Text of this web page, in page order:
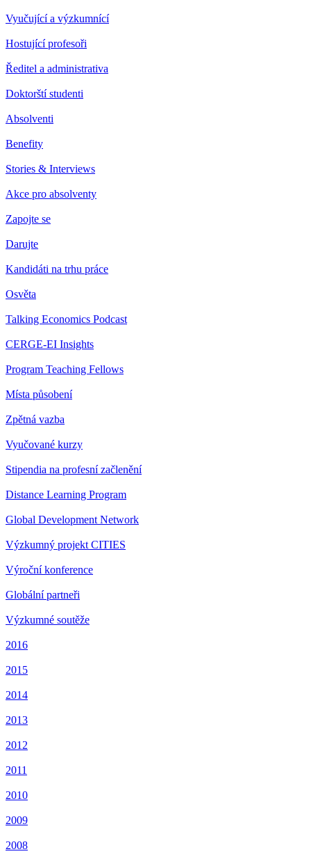
Vyučující a výzkumnící
Hostující profesoři
Ředitel a administrativa
Doktorští studenti
Absolventi
Benefity
Stories & Interviews
Akce pro absolventy
Zapojte se
Darujte
Kandidáti na trhu práce
Osvěta
Talking Economics Podcast
CERGE-EI Insights
Program Teaching Fellows
Místa působení
Zpětná vazba
Vyučované kurzy
Stipendia na profesní začlenění
Distance Learning Program
Global Development Network
Výzkumný projekt CITIES
Výroční konference
Globální partneři
Výzkumné soutěže
2016
2015
2014
2013
2012
2011
2010
2009
2008